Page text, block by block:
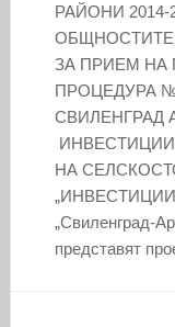
РАЙОНИ 2014-
ЗА ПРИЕМ НА
ПРОЦЕДУРА №
СВИЛЕНГРАД
НА
„Свиленград-
представят